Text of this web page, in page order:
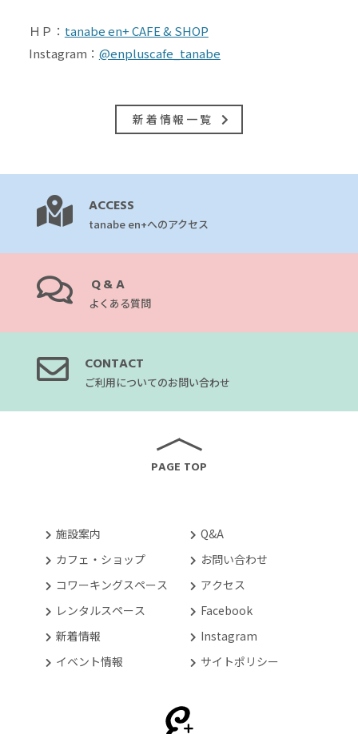
ＨＰ： tanabe en+ CAFE & SHOP
Instagram： @enpluscafe_tanabe
新着情報一覧
PAGE TOP
ACCESS
tanabe en+へのアクセス
Q&A
よくある質問
CONTACT
ご利用についてのお問い合わせ
施設案内
カフェ・ショップ
コワーキングスペース
レンタルスペース
新着情報
イベント情報
Q&A
お問い合わせ
アクセス
Facebook
Instagram
サイトポリシー